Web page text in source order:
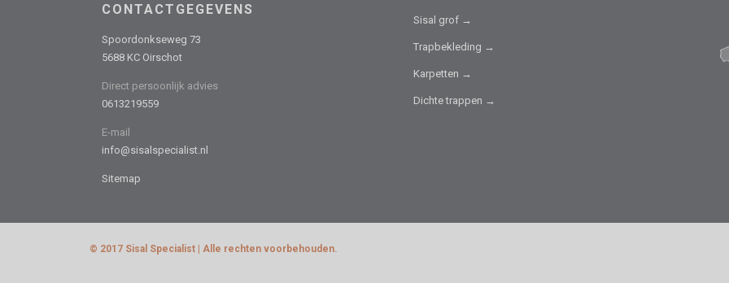
CONTACTGEGEVENS
Spoordonkseweg 73
5688 KC Oirschot
Direct persoonlijk advies
0613219559
E-mail
info@sisalspecialist.nl
Sitemap
Sisal grof →
Trapbekleding →
Karpetten →
Dichte trappen →
© 2017 Sisal Specialist | Alle rechten voorbehouden.